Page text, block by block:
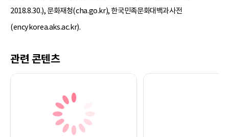
2018.8.30.), 문화재청(cha.go.kr), 한국민족문화대백과사전
(encykorea.aks.ac.kr).
관련 콘텐츠